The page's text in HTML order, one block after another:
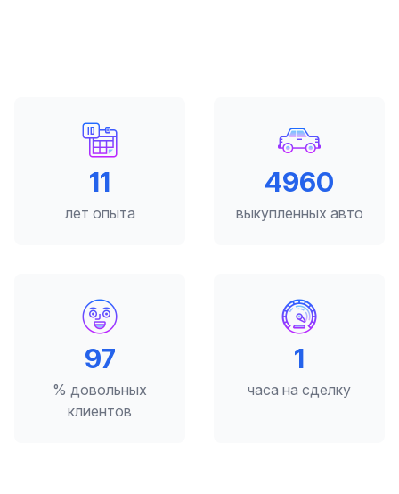
12
лет опыта
5000
выкупленных авто
98
% довольных
клиентов
2
часа на сделку